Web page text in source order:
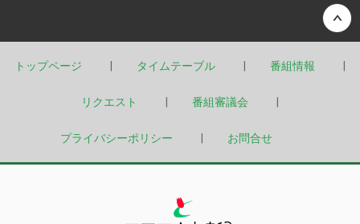
トップページ タイムテーブル 番組情報
リクエスト 番組審議会
プライバシーポリシー お問合せ